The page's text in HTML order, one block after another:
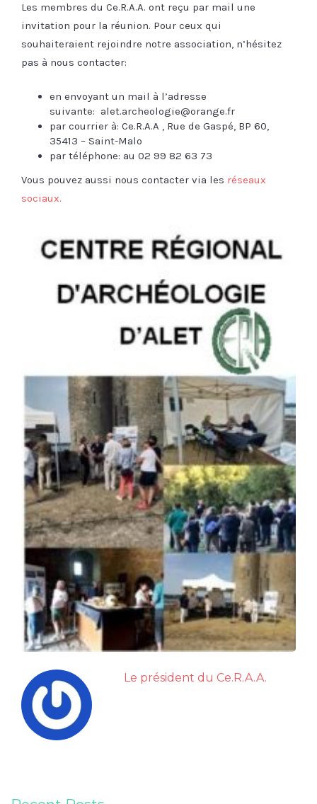
Les membres du Ce.R.A.A. ont reçu par mail une
invitation pour la réunion. Pour ceux qui
souhaiteraient rejoindre notre association, n’hésitez
pas à nous contacter:
en envoyant un mail à l’adresse
suivante: alet.archeologie@orange.fr
par courrier à: Ce.R.A.A , Rue de Gaspé, BP 60,
35413 – Saint-Malo
par téléphone: au 02 99 82 63 73
Vous pouvez aussi nous contacter via les réseaux
sociaux.
Le président du Ce.R.A.A.